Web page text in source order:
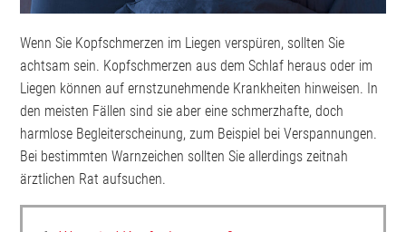
Wenn Sie Kopfschmerzen im Liegen verspüren, sollten Sie
achtsam sein. Kopfschmerzen aus dem Schlaf heraus oder im
Liegen können auf ernstzunehmende Krankheiten hinweisen. In
den meisten Fällen sind sie aber eine schmerzhafte, doch
harmlose Begleiterscheinung, zum Beispiel bei Verspannungen.
Bei bestimmten Warnzeichen sollten Sie allerdings zeitnah
ärztlichen Rat aufsuchen.